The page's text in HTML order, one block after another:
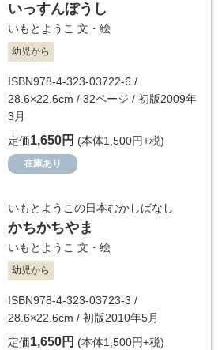
いっすんぼうし
いもとようこ 文・絵
幼児から
ISBN978-4-323-03722-6 /
28.6×22.6cm / 32ページ / 初版2009年
3月
定価1,650円 (本体1,500円+税)
在庫あり
いもとようこの日本むかしばなし
かちかちやま
いもとようこ 文・絵
幼児から
ISBN978-4-323-03723-3 /
28.6×22.6cm / 初版2010年5月
定価1,650円 (本体1,500円+税)